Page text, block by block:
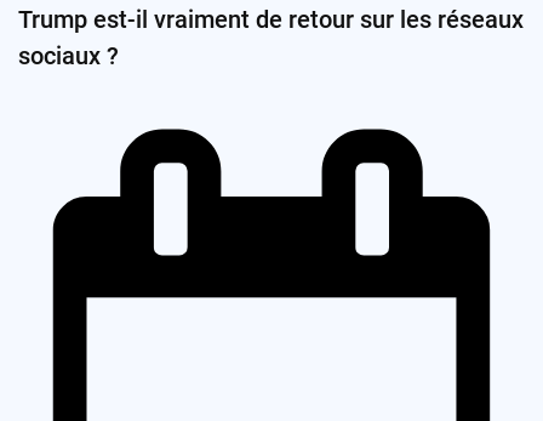
Trump est-il vraiment de retour sur les réseaux
sociaux ?